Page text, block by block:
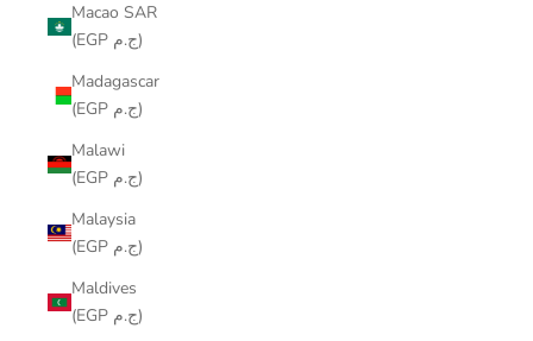
Macao SAR
(EGP ج.م)
Madagascar
(EGP ج.م)
Malawi
(EGP ج.م)
Malaysia
(EGP ج.م)
Maldives
(EGP ج.م)